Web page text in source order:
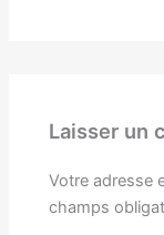
Laisser un
Votre adresse
champs